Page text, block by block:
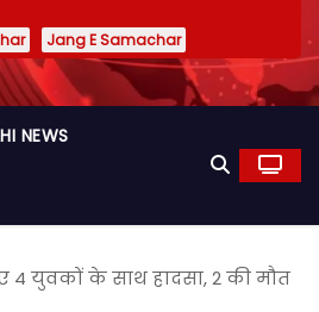
Jang E Samachar
NEWS
4 युवकों के साथ हादसा, 2 की मौत